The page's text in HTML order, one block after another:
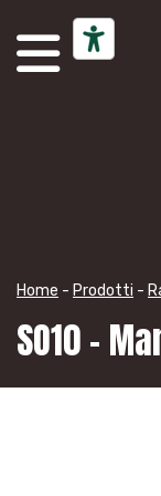
Home - Prodotti -
SO10 –